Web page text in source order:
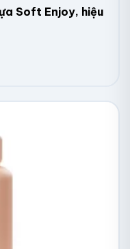
Soft Enjoy, hiệu